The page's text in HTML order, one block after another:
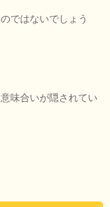
ではないでしょう
味合いが隠されてい